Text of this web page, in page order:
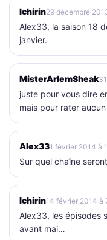
Ichirin29 décembre
Alex33, la saison 18
janvier.
MisterArlemSheak
juste pour vous dire
mais pour rater
Alex331 février 2014 à
Sur quel chaîne
Ichirin14 février 2014 à
Alex33, les épisodes
avant mai…